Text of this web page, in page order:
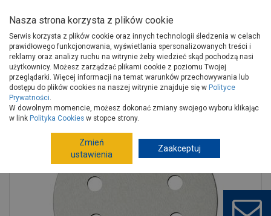
Strona główna Narzędzia
Narzędzia ręczne, warsztat
Materiały ścierne
Krążki
Tarczki ścierne białe 180 mm, gradacja 120, rzep - 5 szt. DEDRA
Nasza strona korzysta z plików cookie
Serwis korzysta z plików cookie oraz innych technologii śledzenia w celach
prawidłowego funkcjonowania, wyświetlania spersonalizowanych treści i
reklamy oraz analizy ruchu na witrynie żeby wiedzieć skąd pochodzą nasi
użytkownicy. Możesz zarządzać plikami cookie z poziomu Twojej
przeglądarki. Więcej informacji na temat warunków przechowywania lub
dostępu do plików cookies na naszej witrynie znajduje się w Polityce
Prywatności.
W dowolnym momencie, możesz dokonać zmiany swojego wyboru klikając
w link Polityka Cookies w stopce strony.
Zmień
ustawienia
Zaakceptuj